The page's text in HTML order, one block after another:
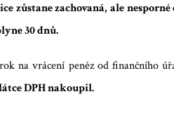
zůstane zachovaná, ale
30 dnů.
na vrácení peněz od finančního
DPH nakoupil.